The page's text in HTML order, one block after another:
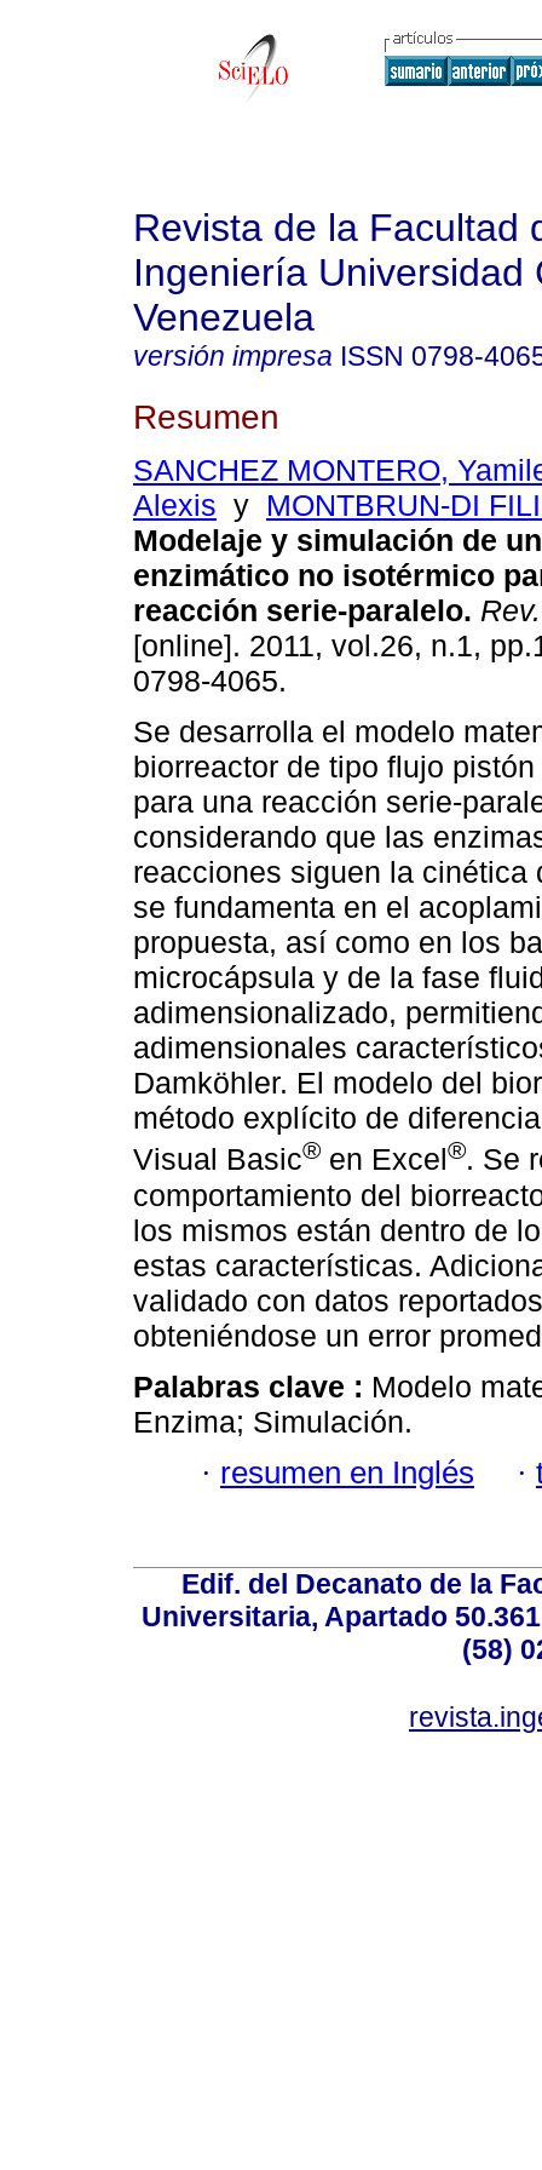
Revista de la Facultad
Ingeniería Universidad
Venezuela
versión impresa ISSN 0798-
Resumen
SANCHEZ MONTERO,
Alexis y MONTBRUN-DI
Modelaje y simulación de
enzimático no isotérmico
reacción serie-paralelo.
[online]. 2011, vol.26, n.1,
0798-4065.
Se desarrolla el modelo
biorreactor de tipo flujo
para una reacción serie-
considerando que las
reacciones siguen la
se fundamenta en el
propuesta, así como en los
microcápsula y de la fase
adimensionalizado,
adimensionales
Damköhler. El modelo del
método explícito de
Visual Basic® en Excel®. Se
comportamiento del
los mismos están dentro de
estas características.
validado con datos
obteniéndose un error
Palabras clave : Modelo
Enzima; Simulación.
· resumen en Inglés ·
Edif. del Decanato de la
Universitaria, Apartado
(58)